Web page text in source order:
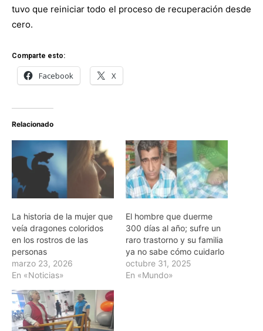
tuvo que reiniciar todo el proceso de recuperación desde
cero.
Comparte esto:
Facebook X
Relacionado
La historia de la mujer que
veía dragones coloridos
en los rostros de las
personas
marzo 23, 2026
En «Noticias»
El hombre que duerme
300 días al año; sufre un
raro trastorno y su familia
ya no sabe cómo cuidarlo
octubre 31, 2025
En «Mundo»